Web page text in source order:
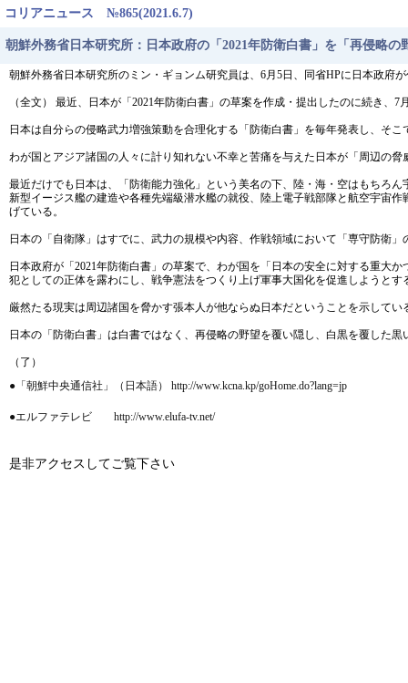
コリアニュース №865(2021.6.7)
朝鮮外務省日本研究所：日本政府の「2021年防衛白書」を「再侵略
朝鮮外務省日本研究所のミン・ギョンム研究員は、6月5日、同省HPに日本政府
（全文） 最近、日本が「2021年防衛白書」の草案を作成・提出したのに続き、
日本は自分らの侵略武力増強策動を合理化する「防衛白書」を毎年発表し、そ
わが国とアジア諸国の人々に計り知れない不幸と苦痛を与えた日本が「周辺の
最近だけでも日本は、「防衛能力強化」という美名の下、陸・海・空はもちろ
新型イージス艦の建造や各種先端級潜水艦の就役、陸上電子戦部隊と航空宇宙
げている。
日本の「自衛隊」はすでに、武力の規模や内容、作戦領域において「専守防衛
日本政府が「2021年防衛白書」の草案で、わが国を「日本の安全に対する重大
犯としての正体を露わにし、戦争憲法をつくり上げ軍事大国化を促進しようとす
厳然たる現実は周辺諸国を脅かす張本人が他ならぬ日本だということを示してい
日本の「防衛白書」は白書ではなく、再侵略の野望を覆い隠し、白黒を覆した
（了）
●「朝鮮中央通信社」（日本語） http://www.kcna.kp/goHome.do?lang=jp
●エルファテレビ http://www.elufa-tv.net/
是非アクセスしてご覧下さい